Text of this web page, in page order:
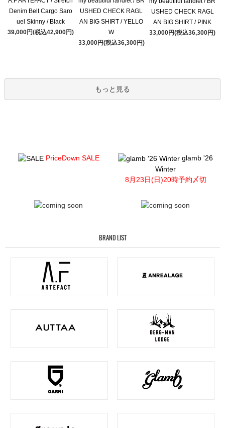
Denim Belt Cargo Saro
uel Skinny / Black
39,000円(税込42,900円)
USHED CHECK RAGL
AN BIG SHIRT / YELLO
W
33,000円(税込36,300円)
USHED CHECK RAGL
AN BIG SHIRT / PINK
33,000円(税込36,300円)
もっと見る
PriceDown SALE
glamb '26
Winter
8月23日(日)20時予約〆切
BRAND LIST